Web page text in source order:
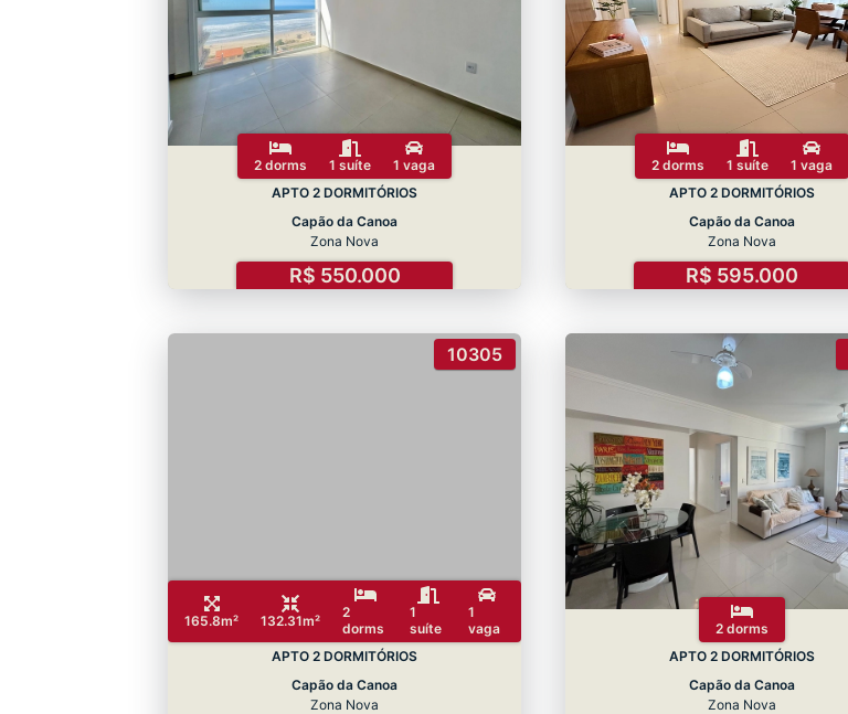
2 dorms 1 suíte
1 vaga
APTO 2 DORMITÓRIOS
Capão da Canoa
Zona Nova
R$ 550.000
2 dorms 1 suíte
1 vaga
APTO 2 DORMITÓRIOS
Capão da Canoa
Zona Nova
R$ 595.000
10305
165.8m² 132.31m²
2
dorms
1
suíte
1
vaga
APTO 2 DORMITÓRIOS
Capão da Canoa
Zona Nova
2 dorms
APTO 2 DORMITÓRIOS
Capão da Canoa
Zona Nova